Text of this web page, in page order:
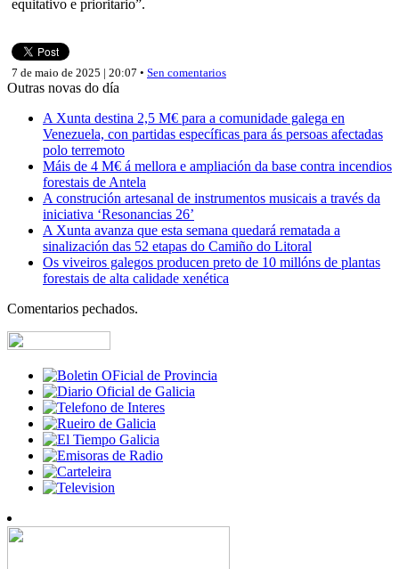
equitativo e prioritario”.
7 de maio de 2025 | 20:07 • Sen comentarios
Outras novas do día
A Xunta destina 2,5 M€ para a comunidade galega en
Venezuela, con partidas específicas para ás persoas afectadas
polo terremoto
Máis de 4 M€ á mellora e ampliación da base contra incendios
forestais de Antela
A construción artesanal de instrumentos musicais a través da
iniciativa ‘Resonancias 26’
A Xunta avanza que esta semana quedará rematada a
sinalización das 52 etapas do Camiño do Litoral
Os viveiros galegos producen preto de 10 millóns de plantas
forestais de alta calidade xenética
Comentarios pechados.